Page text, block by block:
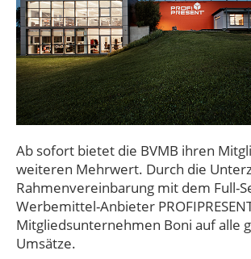
Ab sofort bietet die BVMB ihren
weiteren Mehrwert. Durch die
Rahmenvereinbarung mit dem Full-
Werbemittel-Anbieter
Mitgliedsunternehmen Boni auf alle
Umsätze.